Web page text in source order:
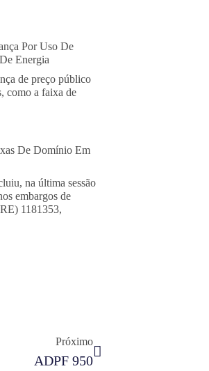
Por Uso De
Energia
de preço público
como a faixa de
De Domínio Em
na última sessão
embargos de
1181353,
Próximo
ADPF 950